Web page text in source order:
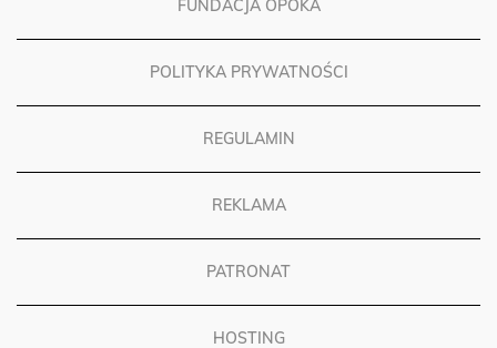
FUNDACJA OPOKA
POLITYKA PRYWATNOŚCI
REGULAMIN
REKLAMA
PATRONAT